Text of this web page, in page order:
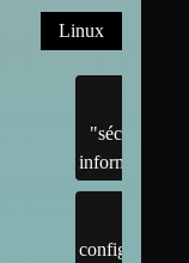
Linux
"sécurité"
informatique
configuration